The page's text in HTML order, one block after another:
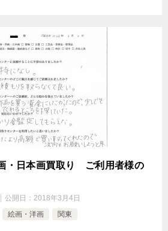
・日本画買取り ご利用者様の
公開日： 2018年3月4日
絵画・洋画 関東